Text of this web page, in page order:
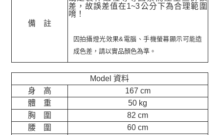
備 註
差，故誤差值在1~3公分下為合理範圍
唷！
因拍攝燈光效果&電腦、手機螢幕顯示可能造
成色差，請以實品顏色為準。
Model 資料
身 高
167 cm
體 重
50 kg
胸 圍
82 cm
腰 圍
60 cm